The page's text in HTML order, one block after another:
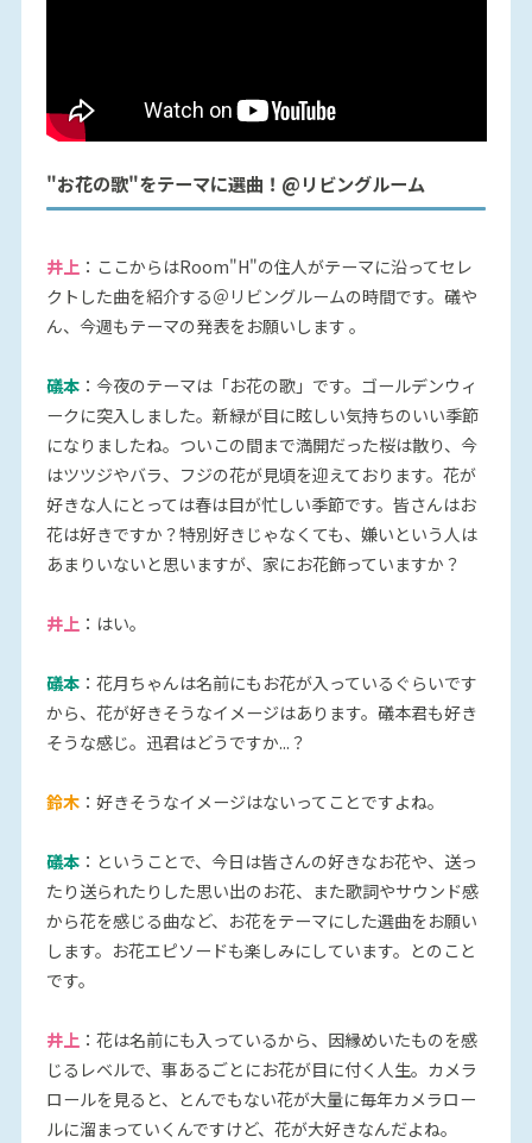
"お花の歌"をテーマに選曲！@リビングルーム
井上：ここからはRoom"H"の住人がテーマに沿ってセレ
クトした曲を紹介する＠リビングルームの時間です。礒や
ん、今週もテーマの発表をお願いします 。
礒本：今夜のテーマは「お花の歌」です。ゴールデンウィ
ークに突入しました。新緑が目に眩しい気持ちのいい季節
になりましたね。ついこの間まで満開だった桜は散り、今
はツツジやバラ、フジの花が見頃を迎えております。花が
好きな人にとっては春は目が忙しい季節です。皆さんはお
花は好きですか？特別好きじゃなくても、嫌いという人は
あまりいないと思いますが、家にお花飾っていますか？
井上：はい。
礒本：花月ちゃんは名前にもお花が入っているぐらいです
から、花が好きそうなイメージはあります。礒本君も好き
そうな感じ。迅君はどうですか...？
鈴木：好きそうなイメージはないってことですよね。
礒本：ということで、今日は皆さんの好きなお花や、送っ
たり送られたりした思い出のお花、また歌詞やサウンド感
から花を感じる曲など、お花をテーマにした選曲をお願い
します。お花エピソードも楽しみにしています。とのこと
です。
井上：花は名前にも入っているから、因縁めいたものを感
じるレベルで、事あるごとにお花が目に付く人生。カメラ
ロールを見ると、とんでもない花が大量に毎年カメラロー
ルに溜まっていくんですけど、花が大好きなんだよね。